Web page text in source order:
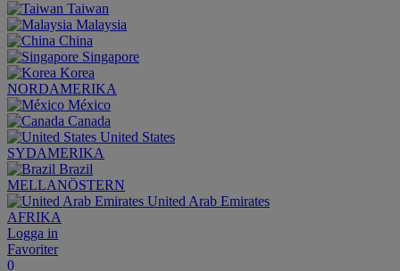
Taiwan
Malaysia
China
Singapore
Korea
NORDAMERIKA
México
Canada
United States
SYDAMERIKA
Brazil
MELLANÖSTERN
United Arab Emirates
AFRIKA
Logga in
Favoriter
0